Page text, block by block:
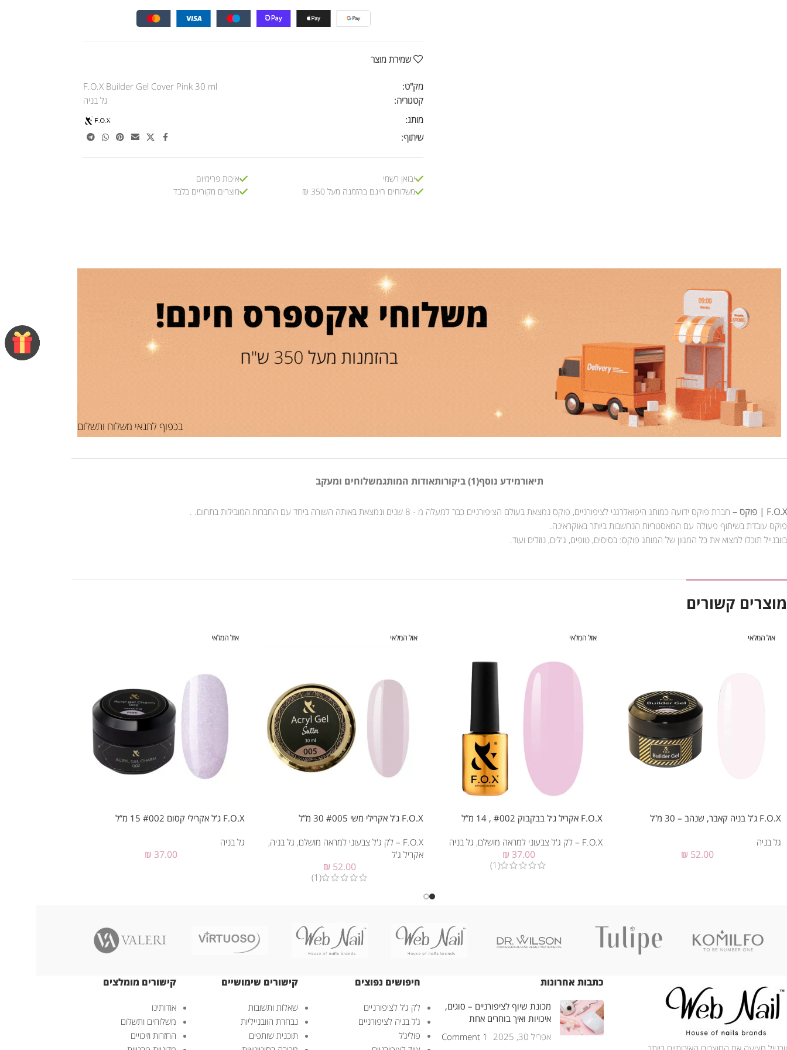
שמירת מוצר
מק"ט:
F.O.X Builder Gel Cover Pink 30 ml
קטגוריה:
גל בניה
מותג:
שיתוף:
יבואן רשמי
משלוחים חינם בהזמנה מעל 350 ₪
איכות פרימיום
מוצרים מקוריים בלבד
בכפוף לתנאי משלוח ותשלום
תיאורמידע נוסף(1) ביקורות אודות המותגמשלוחים ומעקב
F.O.X | פוקס –
חברת פוקס ידועה כמותג היפואלרגני לציפורניים, פוקס נמצאת בעולם הציפורניים כבר למעלה מ - 8 שנים ונמצאת באותה השורה ביחד עם החברות המובילות בתחום. .
פוקס עובדת בשיתוף פעולה עם המאסטריות הנחשבות ביותר באוקראינה.
בוובנייל תוכלו למצוא את כל המגוון של המותג פוקס: בסיסים, טופים, ג'לים, נוזלים ועוד.
מוצרים קשורים
אזל המלאי
F.O.X ג’ל בניה קאבר, שנהב – 30 מ”ל
גל בניה
₪ 52.00
אזל המלאי
F.O.X אקריל ג׳ל בבקבוק #002 , 14 מ”ל
F.O.X – לק ג'ל צבעוני למראה מושלם , גל בניה
₪ 37.00
(1)
אזל המלאי
F.O.X ג’ל אקרילי משי #005 30 מ”ל
F.O.X – לק ג'ל צבעוני למראה מושלם , גל בניה,
אקריל ג'ל
₪ 52.00
(1)
אזל המלאי
F.O.X ג’ל אקרילי קסום #002 15 מ”ל
גל בניה
₪ 37.00
כתבות אחרונות
מכונת שיוף לציפורניים – סוגים,
איכויות ואיך בוחרים אחת
אפריל 30, 2025
1 Comment
חיפושים נפוצים
לק ג’ל לציפורניים
ג’ל בניה לציפורניים
פוליג’ל
קישורים שימושיים
שאלות ותשובות
נבחרת הוובנייליות
תוכנית שותפים
קישורים מומלצים
אודותינו
משלוחים ותשלום
החזרות וזיכויים